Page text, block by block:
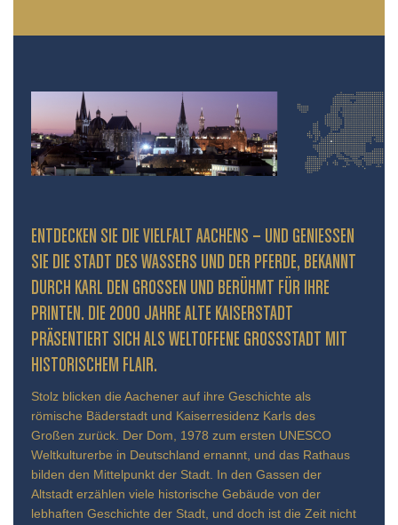
ENTDECKEN SIE DIE VIELFALT AACHENS – UND GENIESSEN S
IE DIE STADT DES WASSERS UND DER PFERDE, BEKANNT D
URCH KARL DEN GROSSEN UND BERÜHMT FÜR IHRE PR
INTEN. DIE 2000 JAHRE ALTE KAISERSTADT PR
ÄSENTIERT SICH ALS WELTOFFENE GROSSSTADT MIT HIS
TORISCHEM FLAIR.
Stolz blicken die Aachener auf ihre Geschichte als
römische Bäderstadt und Kaiserresidenz Karls des
Großen zurück. Der Dom, 1978 zum ersten UNESCO
Weltkulturerbe in Deutschland ernannt, und das Rathaus
bilden den Mittelpunkt der Stadt. In den Gassen der
Altstadt erzählen viele historische Gebäude von der
lebhaften Geschichte der Stadt, und doch ist die Zeit nicht